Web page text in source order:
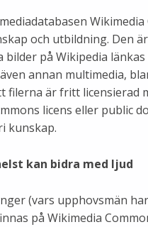
och utbildning. Den
bilder på Wikipedia
annan multimedia,
filerna är fritt licensierad
licens eller public
kunskap.
kan bidra med ljud
(vars upphovsmän
på Wikimedia